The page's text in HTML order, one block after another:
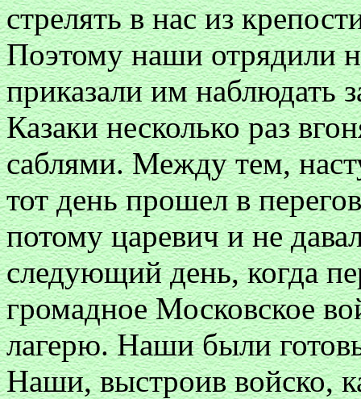
стрелять в нас из
Поэтому наши отрядили
приказали им наблюдать
Казаки несколько раз
саблями. Между тем,
тот день прошел в
потому царевич и не
следующий день, когда
громадное Московское
лагерю. Наши были
Наши, выстроив войско,